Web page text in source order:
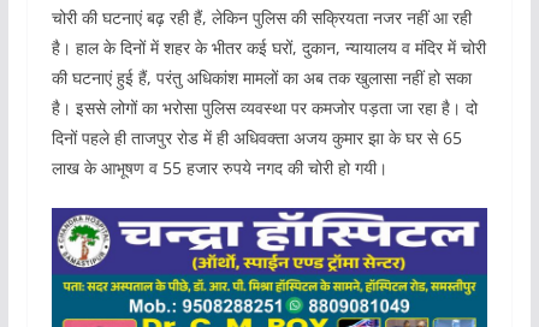
चोरी की घटनाएं बढ़ रही हैं, लेकिन पुलिस की सक्रियता नजर नहीं आ रही
है। हाल के दिनों में शहर के भीतर कई घरों, दुकान, न्यायालय व मंदिर में चोरी
की घटनाएं हुई हैं, परंतु अधिकांश मामलों का अब तक खुलासा नहीं हो सका
है। इससे लोगों का भरोसा पुलिस व्यवस्था पर कमजोर पड़ता जा रहा है। दो
दिनों पहले ही ताजपुर रोड में ही अधिवक्ता अजय कुमार झा के घर से 65
लाख के आभूषण व 55 हजार रुपये नगद की चोरी हो गयी।